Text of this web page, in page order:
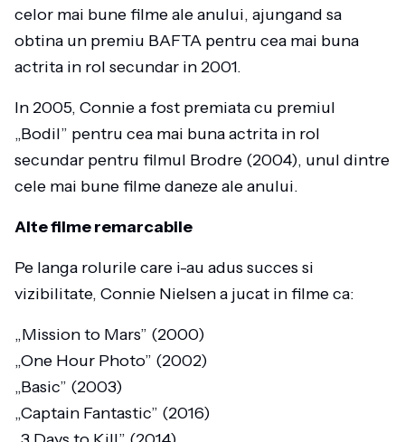
celor mai bune filme ale anului, ajungand sa
obtina un premiu BAFTA pentru cea mai buna
actrita in rol secundar in 2001.
In 2005, Connie a fost premiata cu premiul
„Bodil” pentru cea mai buna actrita in rol
secundar pentru filmul Brodre (2004), unul dintre
cele mai bune filme daneze ale anului.
Alte filme remarcabile
Pe langa rolurile care i-au adus succes si
vizibilitate, Connie Nielsen a jucat in filme ca:
„Mission to Mars” (2000)
„One Hour Photo” (2002)
„Basic” (2003)
„Captain Fantastic” (2016)